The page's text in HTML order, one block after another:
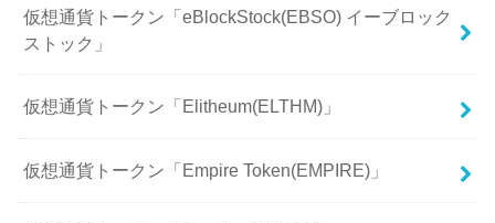
仮想通貨トークン「eBlockStock(EBSO) イーブロック
ストック」
仮想通貨トークン「Elitheum(ELTHM)」
仮想通貨トークン「Empire Token(EMPIRE)」